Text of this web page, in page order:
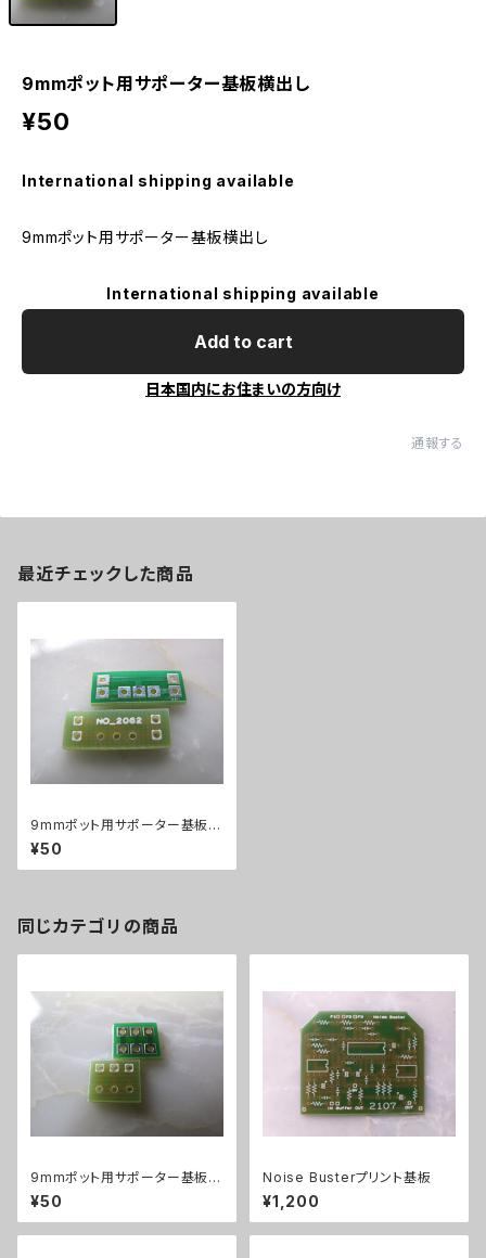
9mmポット用サポーター基板横出し
¥50
International shipping available
9mmポット用サポーター基板横出し
International shipping available
Add to cart
日本国内にお住まいの方向け
通報する
最近チェックした商品
9mmポット用サポーター基板横
出し
¥50
同じカテゴリの商品
9mmポット用サポーター基板縦
出し
¥50
Noise Busterプリント基板
¥1,200